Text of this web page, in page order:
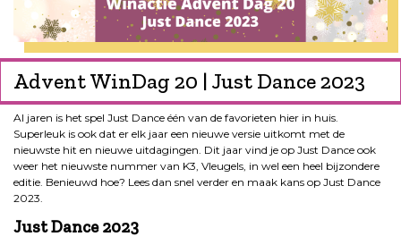
Advent WinDag 20 | Just Dance 2023
Al jaren is het spel Just Dance één van de favorieten hier in huis.
Superleuk is ook dat er elk jaar een nieuwe versie uitkomt met de
nieuwste hit en nieuwe uitdagingen. Dit jaar vind je op Just Dance ook
weer het nieuwste nummer van K3, Vleugels, in wel een heel bijzondere
editie. Benieuwd hoe? Lees dan snel verder en maak kans op Just Dance
2023.
Just Dance 2023